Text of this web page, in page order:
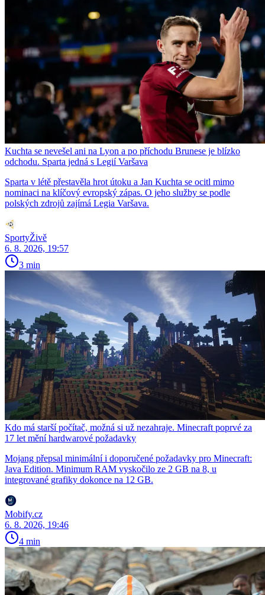
Kuchta se nevešel ani na Lyon a po příchodu Brunese je blízko
odchodu. Sparta jedná s Legií Varšava
Sparta v létě přestavěla hrot útoku a Jan Kuchta se ocitl mimo
nominaci na klíčový evropský zápas. O jeho služby se podle
polských zdrojů zajímá Legia Varšava.
SportyŽivě
6. 8. 2026, 19:57
3 min
Kdo má starší počítač, možná si už nezahraje. Minecraft poprvé za
17 let mění hardwarové požadavky
Mojang přepsal minimální i doporučené požadavky pro Minecraft:
Java Edition. Minimum RAM vyskočilo ze 2 GB na 8, u
integrované grafiky dokonce na 12 GB.
Mobify.cz
6. 8. 2026, 19:46
4 min